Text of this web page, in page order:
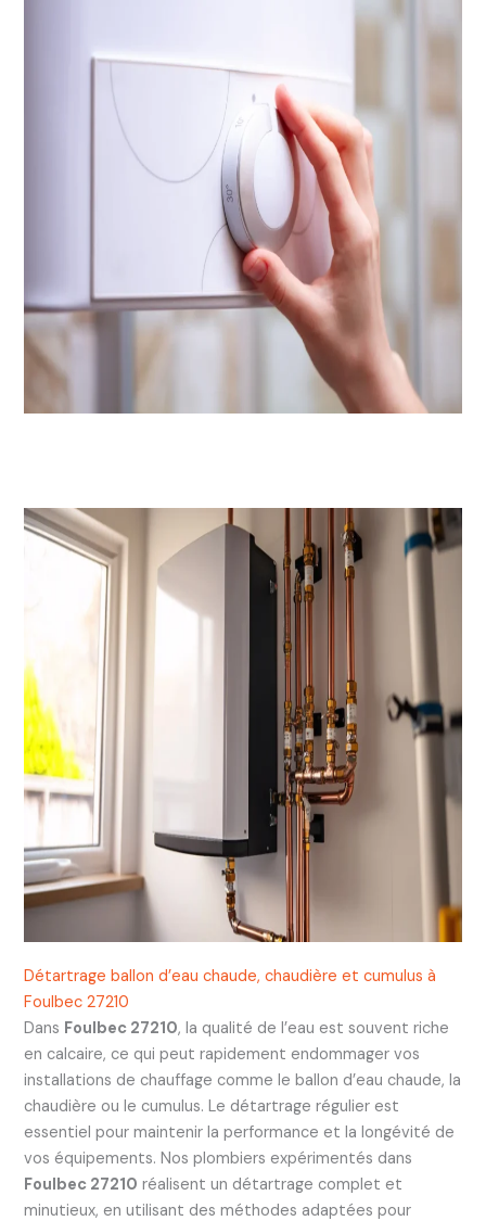
Détartrage ballon d’eau chaude, chaudière et cumulus à
Foulbec 27210
Dans Foulbec 27210, la qualité de l’eau est souvent riche
en calcaire, ce qui peut rapidement endommager vos
installations de chauffage comme le ballon d’eau chaude, la
chaudière ou le cumulus. Le détartrage régulier est
essentiel pour maintenir la performance et la longévité de
vos équipements. Nos plombiers expérimentés dans
Foulbec 27210 réalisent un détartrage complet et
minutieux, en utilisant des méthodes adaptées pour